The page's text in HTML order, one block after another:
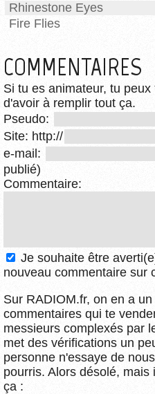
Rhinestone Eyes
Fire Flies
COMMENTAIRES
Si tu es animateur, tu peux
d'avoir à remplir tout ça.
Pseudo:
Site: http://
e-mail:
publié)
Commentaire:
Je souhaite être
nouveau commentaire sur
Sur RADIOM.fr, on en a
commentaires qui te
messieurs complexés par
met des vérifications un
personne n'essaye de
pourris. Alors désolé,
ça :